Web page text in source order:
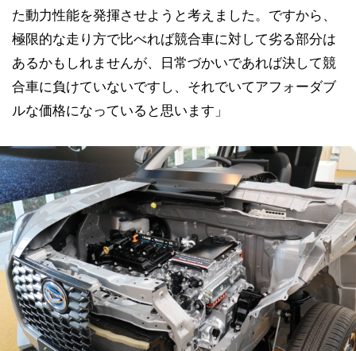
た動力性能を発揮させようと考えました。ですから、
極限的な走り方で比べれば競合車に対して劣る部分は
あるかもしれませんが、日常づかいであれば決して競
合車に負けていないですし、それでいてアフォーダブ
ルな価格になっていると思います」